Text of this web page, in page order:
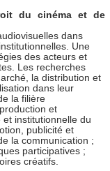
du cinéma et de
dans
Une
des acteurs et
Les recherches
la distribution et
dans leur
la filière
et
institutionnelle du
publicité et
la communication ;
participatives ;
créatifs.